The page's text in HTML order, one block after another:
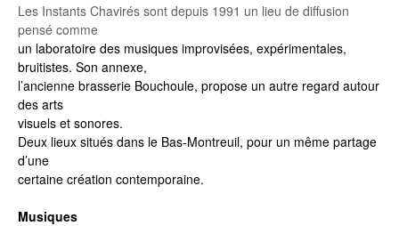
Les Instants Chavirés sont depuis 1991 un lieu de diffusion
pensé comme
un laboratoire des musiques improvisées, expérimentales,
bruitistes. Son annexe,
l’ancienne brasserie Bouchoule, propose un autre regard autour
des arts
visuels et sonores.
Deux lieux situés dans le Bas-Montreuil, pour un même partage
d’une
certaine création contemporaine.
Musiques